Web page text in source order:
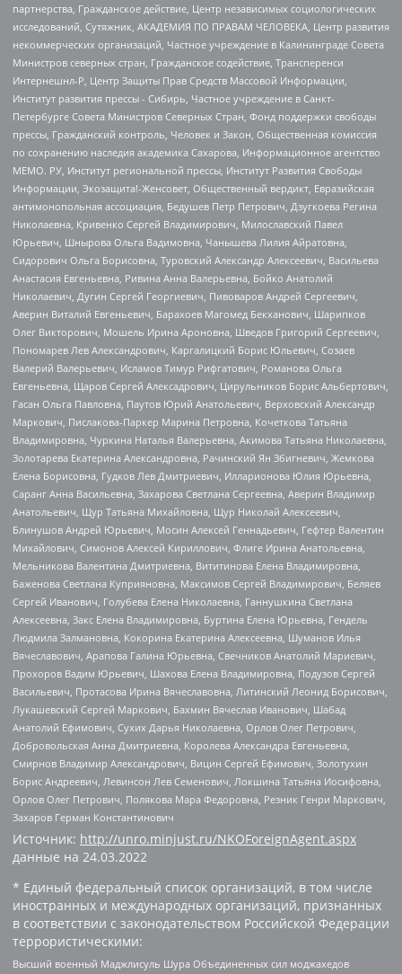
партнерства, Гражданское действие, Центр независимых социологических
исследований, Сутяжник, АКАДЕМИЯ ПО ПРАВАМ ЧЕЛОВЕКА, Центр развития
некоммерческих организаций, Частное учреждение в Калининграде Совета
Министров северных стран, Гражданское содействие, Трансперенси
Интернешнл-Р, Центр Защиты Прав Средств Массовой Информации,
Институт развития прессы - Сибирь, Частное учреждение в Санкт-
Петербурге Совета Министров Северных Стран, Фонд поддержки свободы
прессы, Гражданский контроль, Человек и Закон, Общественная комиссия
по сохранению наследия академика Сахарова, Информационное агентство
МЕМО. РУ, Институт региональной прессы, Институт Развития Свободы
Информации, Экозащита!-Женсовет, Общественный вердикт, Евразийская
антимонопольная ассоциация, Бедушев Петр Петрович, Дзугкоева Регина
Николаевна, Кривенко Сергей Владимирович, Милославский Павел
Юрьевич, Шнырова Ольга Вадимовна, Чанышева Лилия Айратовна,
Сидорович Ольга Борисовна, Туровский Александр Алексеевич, Васильева
Анастасия Евгеньевна, Ривина Анна Валерьевна, Бойко Анатолий
Николаевич, Дугин Сергей Георгиевич, Пивоваров Андрей Сергеевич,
Аверин Виталий Евгеньевич, Барахоев Магомед Бекханович, Шарипков
Олег Викторович, Мошель Ирина Ароновна, Шведов Григорий Сергеевич,
Пономарев Лев Александрович, Каргалицкий Борис Юльевич, Созаев
Валерий Валерьевич, Исламов Тимур Рифгатович, Романова Ольга
Евгеньевна, Щаров Сергей Алексадрович, Цирульников Борис Альбертович,
Гасан Ольга Павловна, Паутов Юрий Анатольевич, Верховский Александр
Маркович, Пислакова-Паркер Марина Петровна, Кочеткова Татьяна
Владимировна, Чуркина Наталья Валерьевна, Акимова Татьяна Николаевна,
Золотарева Екатерина Александровна, Рачинский Ян Збигневич, Жемкова
Елена Борисовна, Гудков Лев Дмитриевич, Илларионова Юлия Юрьевна,
Саранг Анна Васильевна, Захарова Светлана Сергеевна, Аверин Владимир
Анатольевич, Щур Татьяна Михайловна, Щур Николай Алексеевич,
Блинушов Андрей Юрьевич, Мосин Алексей Геннадьевич, Гефтер Валентин
Михайлович, Симонов Алексей Кириллович, Флиге Ирина Анатольевна,
Мельникова Валентина Дмитриевна, Вититинова Елена Владимировна,
Баженова Светлана Куприяновна, Максимов Сергей Владимирович, Беляев
Сергей Иванович, Голубева Елена Николаевна, Ганнушкина Светлана
Алексеевна, Закс Елена Владимировна, Буртина Елена Юрьевна, Гендель
Людмила Залмановна, Кокорина Екатерина Алексеевна, Шуманов Илья
Вячеславович, Арапова Галина Юрьевна, Свечников Анатолий Мариевич,
Прохоров Вадим Юрьевич, Шахова Елена Владимировна, Подузов Сергей
Васильевич, Протасова Ирина Вячеславовна, Литинский Леонид Борисович,
Лукашевский Сергей Маркович, Бахмин Вячеслав Иванович, Шабад
Анатолий Ефимович, Сухих Дарья Николаевна, Орлов Олег Петрович,
Добровольская Анна Дмитриевна, Королева Александра Евгеньевна,
Смирнов Владимир Александрович, Вицин Сергей Ефимович, Золотухин
Борис Андреевич, Левинсон Лев Семенович, Локшина Татьяна Иосифовна,
Орлов Олег Петрович, Полякова Мара Федоровна, Резник Генри Маркович,
Захаров Герман Константинович
Источник: http://unro.minjust.ru/NKOForeignAgent.aspx
данные на 24.03.2022
* Единый федеральный список организаций, в том числе
иностранных и международных организаций, признанных
в соответствии с законодательством Российской Федерации
террористическими:
Высший военный Маджлисуль Шура Объединенных сил моджахедов